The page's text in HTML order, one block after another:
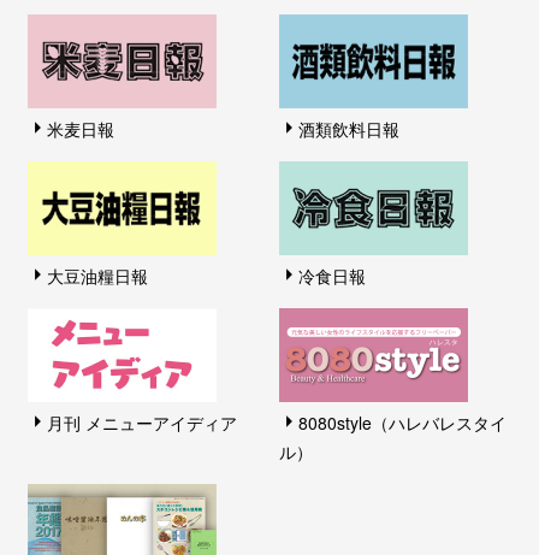
米麦日報 酒類飲料日報
大豆油糧日報 冷食日報
月刊 メニューアイディア
8080style（ハレバレスタイ
ル）